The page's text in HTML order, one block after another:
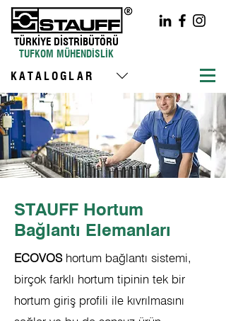
TÜRKİYE DİSTRİBÜTÖRÜ
TUFKOM MÜHENDİSLİK
KATALOGLAR
STAUFF Hortum
Bağlantı Elemanları
ECOVOShortum bağlantı sistemi,
birçok farklı hortum tipinin tek bir
hortum giriş profili ile kıvrılmasını